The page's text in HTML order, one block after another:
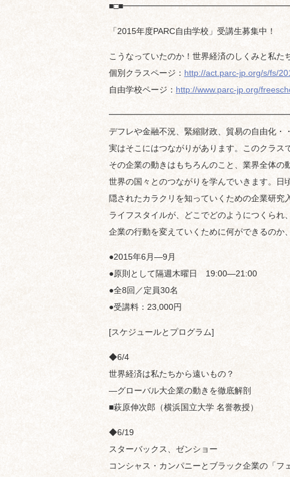
「2015年度PARC自由学校」受講生募集中！
こうなっていたのか！世界経済のしくみと私
個別クラスページ： http://act.parc-jp.org/s/fs/
自由学校ページ： http://www.parc-jp.org/
デフレや金融不況、緊縮財政、貿易の自由化・
実はそこにはつながりがあります。このクラス
その企業の動きはもちろんのこと、業界全体
世界の国々とのつながりを学んでいきます。日
隠されたカラクリを知っていくための企業研
ライフスタイルが、どこでどのようにつくられ
企業の行動を変えていくために何ができるのか
●2015年6月—9月
●原則として隔週木曜日 19:00—21:00
●全8回／定員30名
●受講料：23,000円
[スケジュールとプログラム]
◆6/4
世界経済は私たちから遠いもの？
—グローバル大企業の動きを徹底解剖
■萩原伸次郎（横浜国立大学 名誉教授）
◆6/19
スターバックス、ゼンショー
コンシャス・カンパニーとブラック企業の「フ